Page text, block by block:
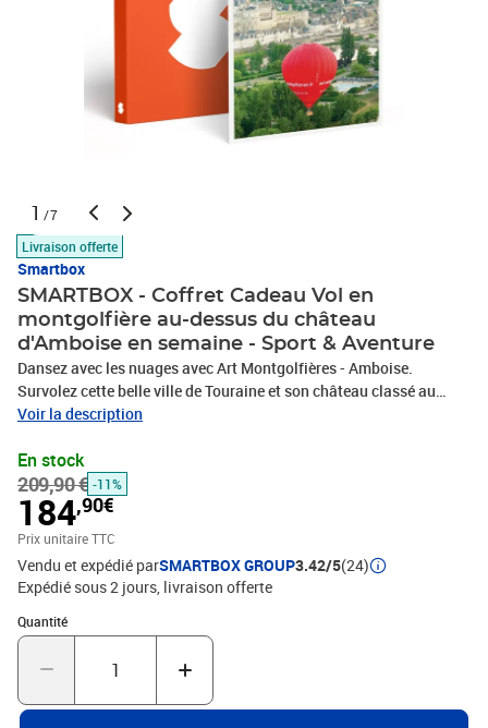
1 /7
Livraison offerte
Smartbox
SMARTBOX - Coffret Cadeau Vol en
montgolfière au-dessus du château
d'Amboise en semaine - Sport & Aventure
Dansez avec les nuages avec Art Montgolfières - Amboise.
Survolez cette belle ville de Touraine et son château classé au
patrimoine mondiale de l’Unesco. L’équipe invite 1 personne à
fois votre ballon prêt, prenez place dans la nacelle tandis que le
pilote prend les commandes et actionne les brûleurs. Lors de votre
aventure aérienne, laissez-vous séduire par les paysages
verdoyants, les ponts traversant la Loire et les toits des bâtiments
qui dessinent une jolie mosaïque contrastant avec la nature
environnante. Baladez-vous au gré des vents avant de revenir à
votre point de départ où vous bénéficierez d'une coupe de crémant
de Loire. Un moment inoubliable vous attend !Vol en montgolfière
au-dessus du château d'Amboise en semaine
Voir la description
En stock
209,90 € -11%
184,90€
Prix unitaire TTC
Vendu et expédié parSMARTBOX GROUP3.42/5(24)
Expédié sous 2 jours livraison offerte
Quantité
Quantité : 1